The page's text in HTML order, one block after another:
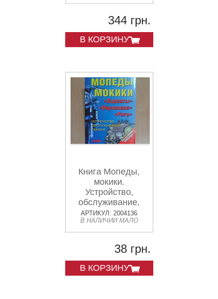
344 грн.
В КОРЗИНУ
Книга Мопеды,
мокики.
Устройство,
обслуживание,
ремонт Карпаты,
Верховина, Рига
АРТИКУЛ: 2004136
В НАЛИЧИИ МАЛО
38 грн.
В КОРЗИНУ